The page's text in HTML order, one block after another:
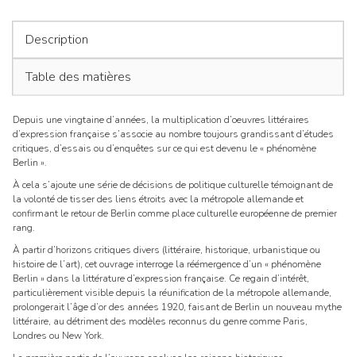
Description
Table des matières
Depuis une vingtaine d’années, la multiplication d’oeuvres littéraires
d’expression française s’associe au nombre toujours grandissant d’études
critiques, d’essais ou d’enquêtes sur ce qui est devenu le « phénomène
Berlin ».
À cela s’ajoute une série de décisions de politique culturelle témoignant de
la volonté de tisser des liens étroits avec la métropole allemande et
confirmant le retour de Berlin comme place culturelle européenne de premier
rang.
À partir d’horizons critiques divers (littéraire, historique, urbanistique ou
histoire de l’art), cet ouvrage interroge la réémergence d’un « phénomène
Berlin » dans la littérature d’expression française. Ce regain d’intérêt,
particulièrement visible depuis la réunification de la métropole allemande,
prolongerait l’âge d’or des années 1920, faisant de Berlin un nouveau mythe
littéraire, au détriment des modèles reconnus du genre comme Paris,
Londres ou New York.